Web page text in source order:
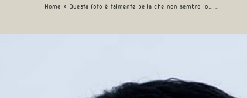
Home » Questa foto è talmente bella che non sembro io… …